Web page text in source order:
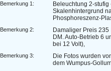
Bemerkung 1:
Beleuchtung 2-stufig
Skalenhintergrund
Phosphoreszenz-
Bemerkung 2:
Damaliger Preis
DM. Auto-Betrieb 6
bei 12 Volt),
Bemerkung 3:
Die Fotos wurden
dem Wumpus-